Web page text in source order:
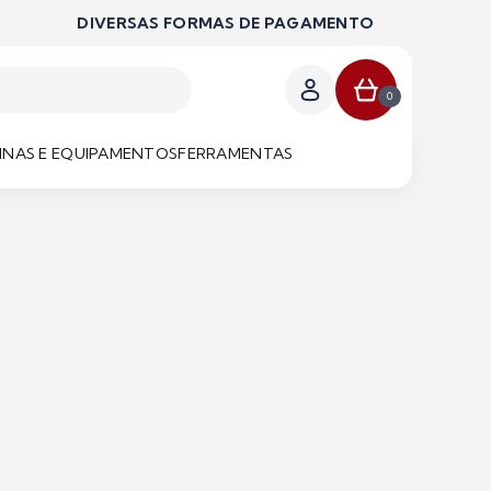
DIVERSAS FORMAS DE PAGAMENTO
0
E EQUIPAMENTOSFERRAMENTAS